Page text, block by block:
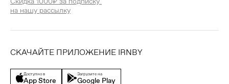
на нашу рассылку
СКАЧАЙТЕ ПРИЛОЖЕНИЕ IRNBY
Доступно в
App Store
Загрузите на
Google Play